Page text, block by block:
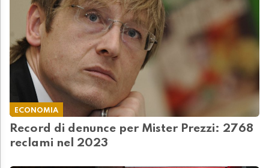
ECONOMIA
Record di denunce per Mister Prezzi: 2768
reclami nel 2023